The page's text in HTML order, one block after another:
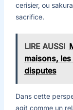
cerisier, ou
sacrifice.
LIRE AUSSI
maisons,
disputes
Dans cette
agit comme un